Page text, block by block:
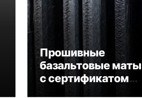
Прошивные
базальтовые маты
с сертификатом
негорючести